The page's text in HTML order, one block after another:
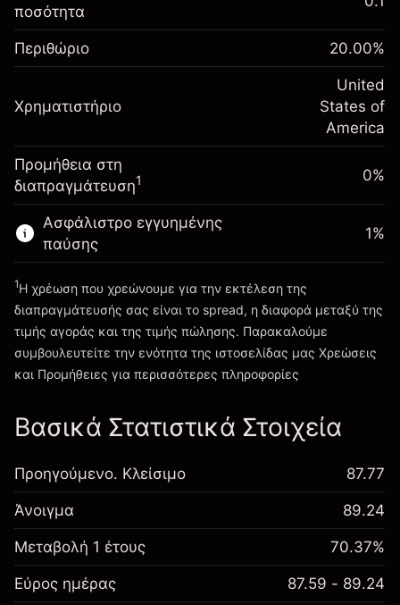
χρηματοδότησης κατά
τη διάρκεια της νύχτας
Χρεώσεις από την πλήρη αξία
της θέσης
%
(-$1.08)
~$5,000.00
Πηγαίνετε στην πλατφόρμα
Περιθώριο. Η επένδυσή
σας
Αναπροσαρμογή
τη διάρκεια της νύχτας
της θέσης
-0.000654
%
(-$0.03)
Μέγεθος διαπραγμάτευσης με μόχλευση
~$5,000.00
Χρήματα από μόχλευση ~
ποσότητα
Περιθώριο 20.00%
Χρηματιστήριο
United
States of
America
Προμήθεια στη
διαπραγμάτευση1 0%
Ασφάλιστρο εγγυημένης
παύσης
Χρεώσεις και Τέλη
1%
1Η χρέωση που χρεώνουμε για την εκτέλεση της
διαπραγμάτευσής σας είναι το spread, η διαφορά μεταξύ της
τιμής αγοράς και της τιμής πώλησης. Παρακαλούμε
συμβουλευτείτε την ενότητα της ιστοσελίδας μας Χρεώσεις
και Προμήθειες για περισσότερες πληροφορίες
Βασικά Στατιστικά Στοιχεία
Προηγούμενο. Κλείσιμο 87.77
Άνοιγμα 89.24
Μεταβολή 1 έτους 70.37%
Εύρος ημέρας 87.59 - 89.24